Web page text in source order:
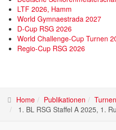
LTF 2026, Hamm
World Gymnaestrada 2027
D-Cup RSG 2026
World Challenge-Cup Turnen
Regio-Cup RSG 2026
Home Publikationen
1. BL RSG Staffel A 2025, 1.